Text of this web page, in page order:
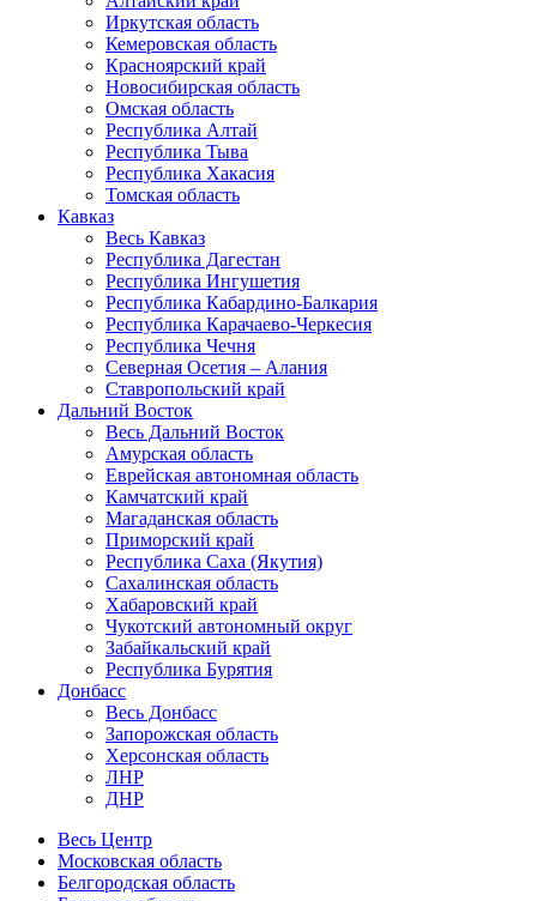
Иркутская область
Кемеровская область
Красноярский край
Новосибирская область
Омская область
Республика Алтай
Республика Тыва
Республика Хакасия
Томская область
Кавказ
Весь Кавказ
Республика Дагестан
Республика Ингушетия
Республика Кабардино-Балкария
Республика Карачаево-Черкесия
Республика Чечня
Северная Осетия – Алания
Ставропольский край
Дальний Восток
Весь Дальний Восток
Амурская область
Еврейская автономная область
Камчатский край
Магаданская область
Приморский край
Республика Саха (Якутия)
Сахалинская область
Хабаровский край
Чукотский автономный округ
Забайкальский край
Республика Бурятия
Донбасс
Весь Донбасс
Запорожская область
Херсонская область
ЛНР
ДНР
Весь Центр
Московская область
Белгородская область